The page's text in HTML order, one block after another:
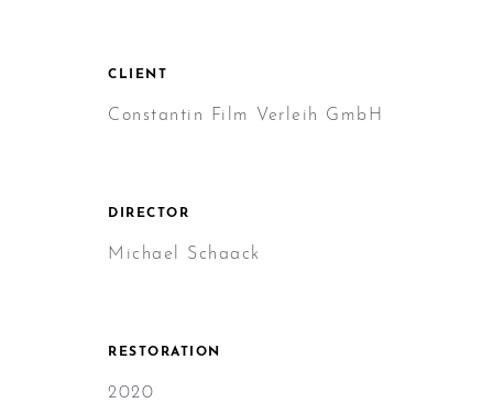
CLIENT
Constantin Film Verleih GmbH
DIRECTOR
Michael Schaack
RESTORATION
2020